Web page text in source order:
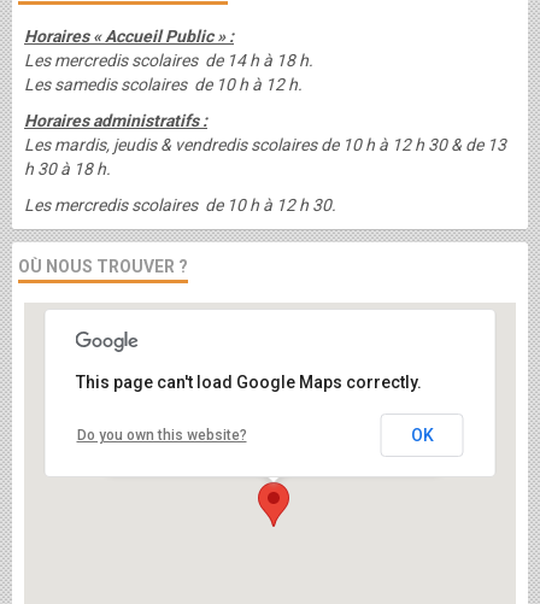
Horaires « Accueil Public » :
Les mercredis scolaires de 14 h à 18 h.
Les samedis scolaires de 10 h à 12 h.
Horaires administratifs :
Les mardis, jeudis & vendredis scolaires de 10 h à 12 h 30 & de 13
h 30 à 18 h.
Les mercredis scolaires de 10 h à 12 h 30.
OÙ NOUS TROUVER ?
MJC l'Atelier, 22 Boulevard Mathieu Bertier,
84170 Monteux www.mjclateliermonteux.fr
This page can't load Google Maps correctly.
Do you own this website? OK